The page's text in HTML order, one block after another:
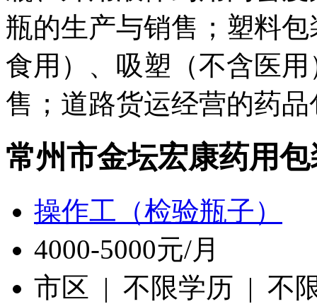
瓶的生产与销售；塑料
食用）、吸塑（不含医
售；道路货运经营的药
常州市金坛宏康药用
操作工（检验瓶子）
4000-5000元/月
市区 | 不限学历 | 不